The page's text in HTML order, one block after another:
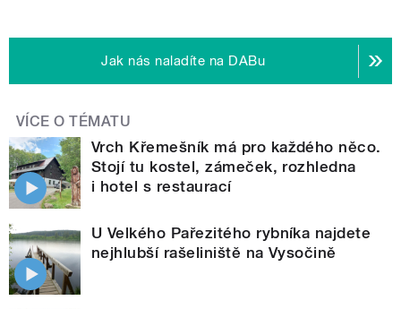
Jak nás naladíte na DABu
VÍCE O TÉMATU
Vrch Křemešník má pro každého něco.
Stojí tu kostel, zámeček, rozhledna
i hotel s restaurací
U Velkého Pařezitého rybníka najdete
nejhlubší rašeliniště na Vysočině